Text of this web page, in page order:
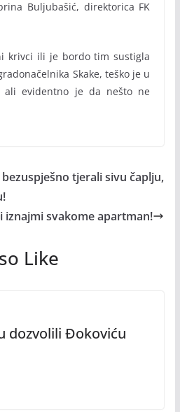
Buljubašić, direktorica FK
krivci ili je bordo tim sustigla
Skake, teško je u
ali evidentno je da nešto ne
tjerali sivu čaplju,
iznajmi svakome apartman!
Like
dozvolili Đokoviću